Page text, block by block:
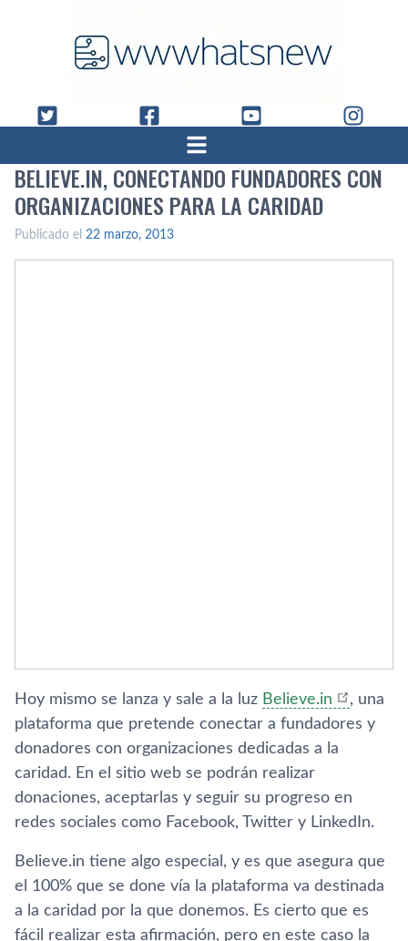
BELIEVE.IN, CONECTANDO FUNDADORES CON
ORGANIZACIONES PARA LA CARIDAD
Publicado el 22 marzo, 2013
Hoy mismo se lanza y sale a la luz Believe.in
, una
plataforma que pretende conectar a fundadores y
donadores con organizaciones dedicadas a la
caridad. En el sitio web se podrán realizar
donaciones, aceptarlas y seguir su progreso en
redes sociales como Facebook, Twitter y LinkedIn.
Believe.in tiene algo especial, y es que asegura que
el 100% que se done ví­a la plataforma va destinada
a la caridad por la que donemos. Es cierto que es
fácil realizar esta afirmación, pero en este caso la